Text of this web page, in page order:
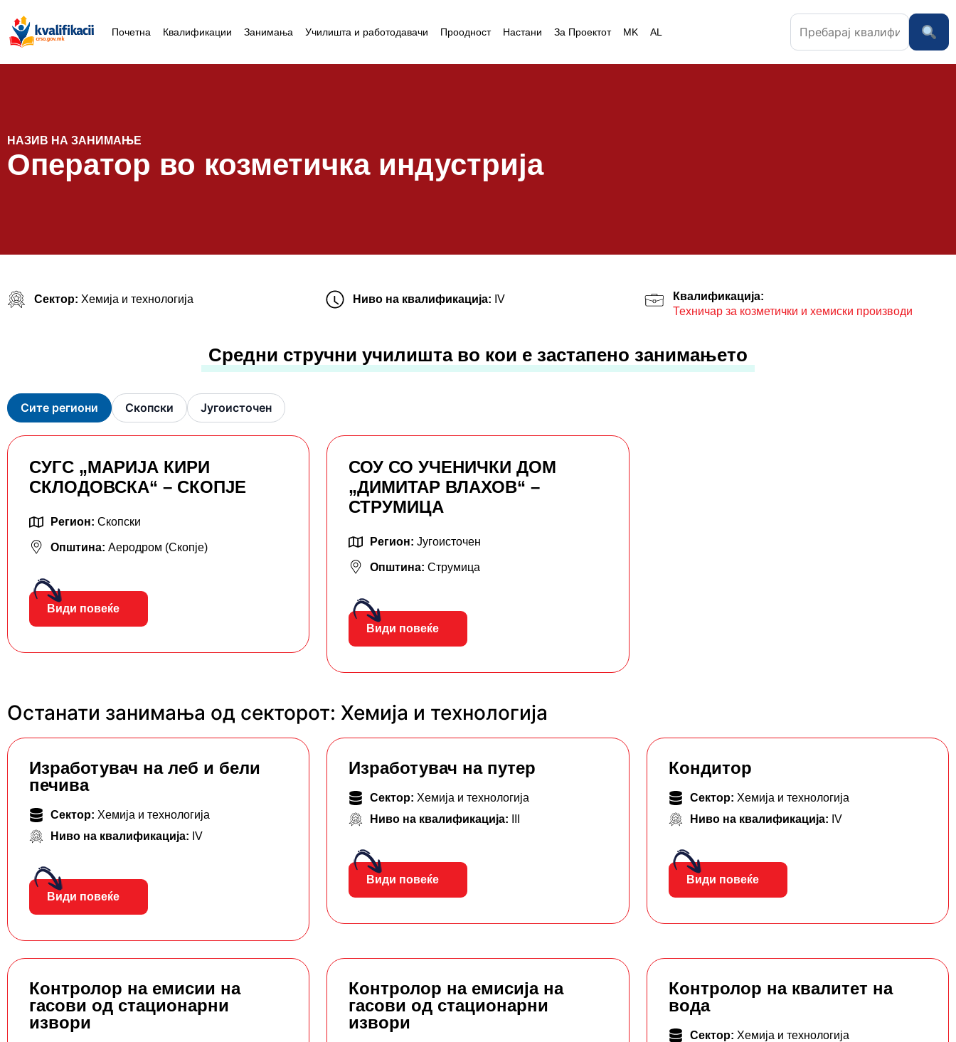
Почетна Квалификации Занимања Училишта и работодавачи Проодност Настани За Проектот MK AL
НАЗИВ НА ЗАНИМАЊЕ
Оператор во козметичка индустрија
Сектор: Хемија и технологија Ниво на квалификација: IV
Квалификација:
Техничар за козметички и хемиски производи
Средни стручни училишта во кои е застапено занимањето
Сите региони Скопски Југоисточен
СУГС „МАРИЈА КИРИ
СКЛОДОВСКА“ – СКОПЈЕ
Регион: Скопски
Општина: Аеродром (Скопје)
Види повеќе
СОУ СО УЧЕНИЧКИ ДОМ
„ДИМИТАР ВЛАХОВ“ –
СТРУМИЦА
Регион:Југоисточен
Општина:Струмица
Види повеќе
Останати занимања од секторот: Хемија и технологија
Изработувач на леб и бели
печива
Сектор: Хемија и технологија
Ниво на квалификација: IV
Види повеќе
Изработувач на путер
Сектор: Хемија и технологија
Ниво на квалификација:
Види повеќе
Кондитор
Сектор: Хемија и технологија
Ниво на квалификација: IV
Види повеќе
Контролор на емисии на
гасови од стационарни
извори
Контролор на емисија на
гасови од стационарни
извори
Контролор на квалитет на
вода
Сектор: Хемија и технологија